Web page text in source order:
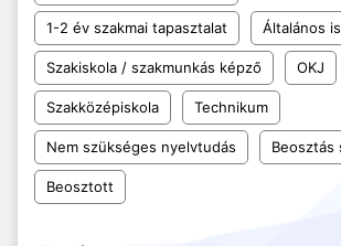
1-2 év szakmai tapasztalat Általános
Szakiskola / szakmunkás képző OKJ
Szakközépiskola Technikum
Nem szükséges nyelvtudás Beosztás
Beosztott